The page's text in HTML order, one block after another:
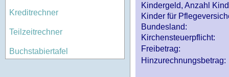
Kreditrechner
Teilzeitrechner
Buchstabiertafel
Kindergeld, Anzahl
Kinder für
Bundesland:
Kirchensteuerpflicht:
Freibetrag:
Hinzurechnungsbetrag: